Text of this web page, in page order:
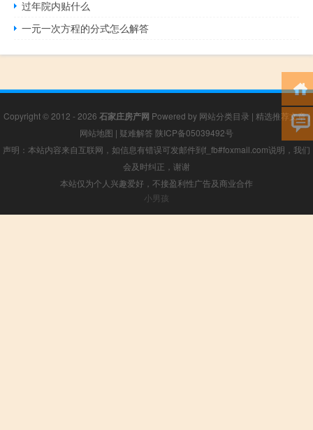
过年院内贴什么
一元一次方程的分式怎么解答
Copyright © 2012 - 2026 石家庄房产网 Powered by 网站分类目录 | 精选推荐文章|
网站地图 | 疑难解答 陕ICP备05039492号
声明：本站内容来自互联网，如信息有错误可发邮件到f_fb#foxmail.com说明，我们
会及时纠正，谢谢
本站仅为个人兴趣爱好，不接盈利性广告及商业合作
小男孩